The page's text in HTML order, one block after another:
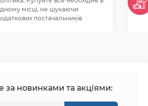
місці, не шукаючи
постачальників
за новинками та акціями: